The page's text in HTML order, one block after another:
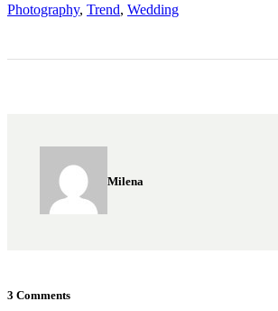
Photography, Trend, Wedding
Milena
3 Comments